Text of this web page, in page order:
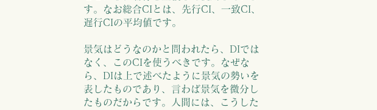
す。なお総合CIとは、先行CI、一致CI、
遅行CIの平均値です。
景気はどうなのかと問われたら、DIでは
なく、このCIを使うべきです。なぜな
ら、DIは上で述べたように景気の勢いを
表したものであり、言わば景気を微分し
たものだからです。人間には、こうした